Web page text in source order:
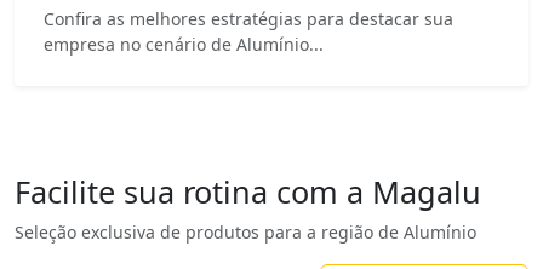
Confira as melhores estratégias para destacar sua
empresa no cenário de Alumínio...
Facilite sua rotina com a Magalu
Seleção exclusiva de produtos para a região de Alumínio